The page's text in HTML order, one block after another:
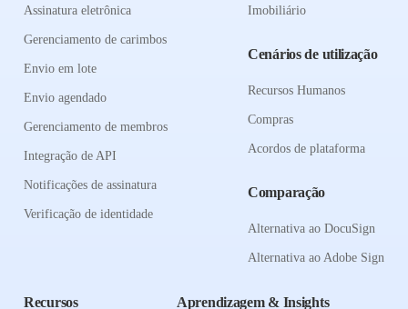
Assinatura eletrônica
Gerenciamento de carimbos
Envio em lote
Envio agendado
Gerenciamento de membros
Integração de API
Notificações de assinatura
Verificação de identidade
Imobiliário
Cenários de utilização
Recursos Humanos
Compras
Acordos de plataforma
Comparação
Alternativa ao DocuSign
Alternativa ao Adobe Sign
Recursos Aprendizagem & Insights